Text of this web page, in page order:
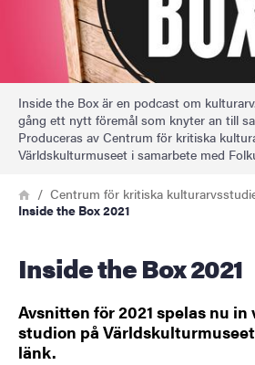
Inside the Box är en podcast om
gång ett nytt föremål som knyter an till
Produceras av Centrum för kritiska
Världskulturmuseet i samarbete med
Länkstig
HemCentrum för kritiska
Inside the Box 2021
Inside the Box 2021
Avsnitten för 2021 spelas nu in
studion på
länk.